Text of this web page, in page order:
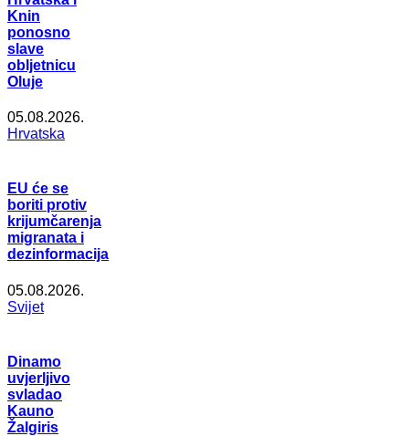
Knin
ponosno
slave
obljetnicu
Oluje
05.08.2026.
Hrvatska
EU će se
boriti protiv
krijumčarenja
migranata i
dezinformacija
05.08.2026.
Svijet
Dinamo
uvjerljivo
svladao
Kauno
Žalgiris